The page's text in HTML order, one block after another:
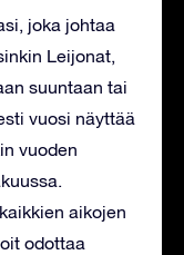
joka johtaa
Leijonat,
suuntaan tai
vuosi näyttää
vuoden
aikojen
odottaa